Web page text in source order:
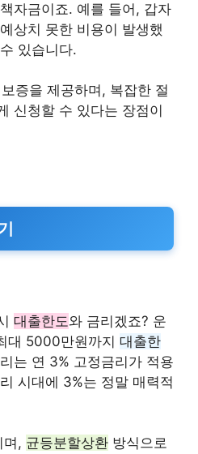
자금이죠. 예를 들어, 갑자
상치 못한 비용이 발생했
있습니다.
증을 제공하며, 복잡한 절
신청할 수 있다는 장점이
대출한도와 금리겠죠? 운
대 5000만원까지 대출한
는 연 3% 고정금리가 적용
시대에 3%는 정말 매력적
며, 균등분할상환 방식으로